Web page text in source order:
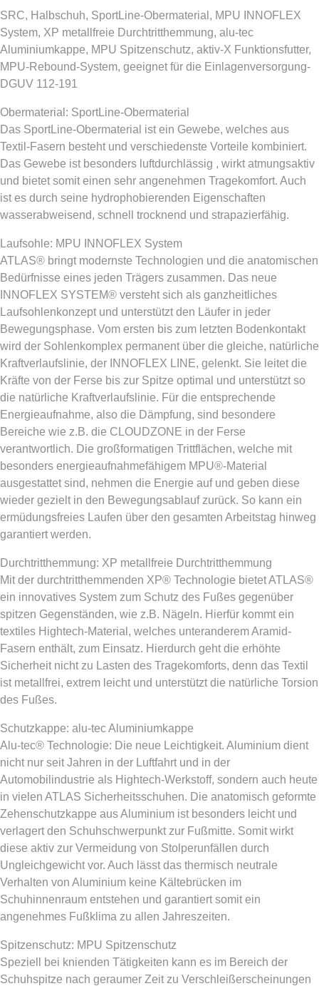
SRC, Halbschuh, SportLine-Obermaterial, MPU INNOFLEX
System, XP metallfreie Durchtritthemmung, alu-tec
Aluminiumkappe, MPU Spitzenschutz, aktiv-X Funktionsfutter,
MPU-Rebound-System, geeignet für die Einlagenversorgung-
DGUV 112-191
Obermaterial: SportLine-Obermaterial
Das SportLine-Obermaterial ist ein Gewebe, welches aus
Textil-Fasern besteht und verschiedenste Vorteile kombiniert.
Das Gewebe ist besonders luftdurchlässig , wirkt atmungsaktiv
und bietet somit einen sehr angenehmen Tragekomfort. Auch
ist es durch seine hydrophobierenden Eigenschaften
wasserabweisend, schnell trocknend und strapazierfähig.
Laufsohle: MPU INNOFLEX System
ATLAS® bringt modernste Technologien und die anatomischen
Bedürfnisse eines jeden Trägers zusammen. Das neue
INNOFLEX SYSTEM® versteht sich als ganzheitliches
Laufsohlenkonzept und unterstützt den Läufer in jeder
Bewegungsphase. Vom ersten bis zum letzten Bodenkontakt
wird der Sohlenkomplex permanent über die gleiche, natürliche
Kraftverlaufslinie, der INNOFLEX LINE, gelenkt. Sie leitet die
Kräfte von der Ferse bis zur Spitze optimal und unterstützt so
die natürliche Kraftverlaufslinie. Für die entsprechende
Energieaufnahme, also die Dämpfung, sind besondere
Bereiche wie z.B. die CLOUDZONE in der Ferse
verantwortlich. Die großformatigen Trittflächen, welche mit
besonders energieaufnahmefähigem MPU®-Material
ausgestattet sind, nehmen die Energie auf und geben diese
wieder gezielt in den Bewegungsablauf zurück. So kann ein
ermüdungsfreies Laufen über den gesamten Arbeitstag hinweg
garantiert werden.
Durchtritthemmung: XP metallfreie Durchtritthemmung
Mit der durchtritthemmenden XP® Technologie bietet ATLAS®
ein innovatives System zum Schutz des Fußes gegenüber
spitzen Gegenständen, wie z.B. Nägeln. Hierfür kommt ein
textiles Hightech-Material, welches unteranderem Aramid-
Fasern enthält, zum Einsatz. Hierdurch geht die erhöhte
Sicherheit nicht zu Lasten des Tragekomforts, denn das Textil
ist metallfrei, extrem leicht und unterstützt die natürliche Torsion
des Fußes.
Schutzkappe: alu-tec Aluminiumkappe
Alu-tec® Technologie: Die neue Leichtigkeit. Aluminium dient
nicht nur seit Jahren in der Luftfahrt und in der
Automobilindustrie als Hightech-Werkstoff, sondern auch heute
in vielen ATLAS Sicherheitsschuhen. Die anatomisch geformte
Zehenschutzkappe aus Aluminium ist besonders leicht und
verlagert den Schuhschwerpunkt zur Fußmitte. Somit wirkt
diese aktiv zur Vermeidung von Stolperunfällen durch
Ungleichgewicht vor. Auch lässt das thermisch neutrale
Verhalten von Aluminium keine Kältebrücken im
Schuhinnenraum entstehen und garantiert somit ein
angenehmes Fußklima zu allen Jahreszeiten.
Spitzenschutz: MPU Spitzenschutz
Speziell bei knienden Tätigkeiten kann es im Bereich der
Schuhspitze nach geraumer Zeit zu Verschleißerscheinungen